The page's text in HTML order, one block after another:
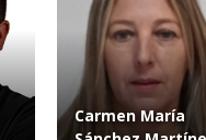
Carmen María